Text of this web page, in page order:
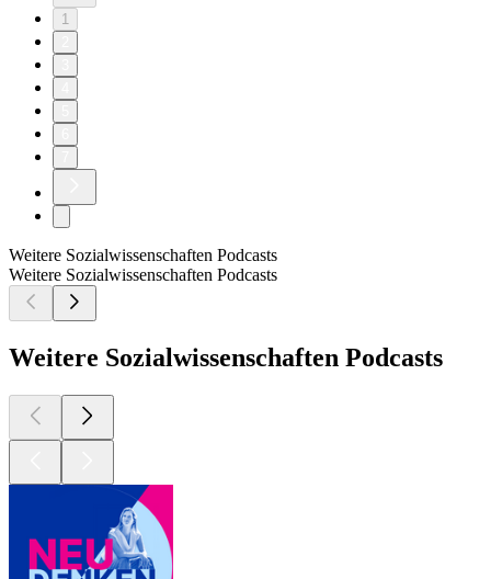
1
Weitere Sozialwissenschaften Podcasts
Weitere Sozialwissenschaften Podcasts
Weitere Sozialwissenschaften Podcasts